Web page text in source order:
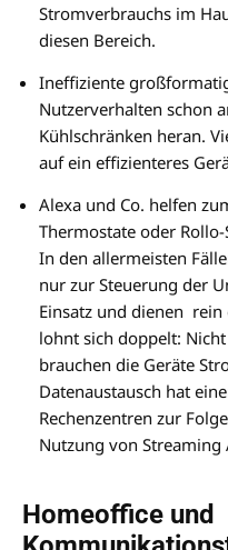
Stromverbrauchs im
diesen Bereich.
Ineffiziente
Nutzerverhalten schon
Kühlschränken heran.
auf ein effizienteres
Alexa und Co. helfen
Thermostate oder
In den allermeisten
nur zur Steuerung der
Einsatz und dienen
lohnt sich doppelt:
brauchen die Geräte
Datenaustausch hat
Rechenzentren zur
Nutzung von Streaming
Homeoffice und